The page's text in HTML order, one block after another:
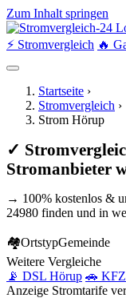
Zum Inhalt springen
⚡ Stromvergleich 🔥
Startseite ›
Stromvergleich ›
Strom Hörup
✓
Stromanbieter
→ 100% kostenlos &
24980 finden und in
🏘OrtstypGemeinde
Weitere Vergleiche
📡 DSL Hörup 🚗
Anzeige Stromtarife